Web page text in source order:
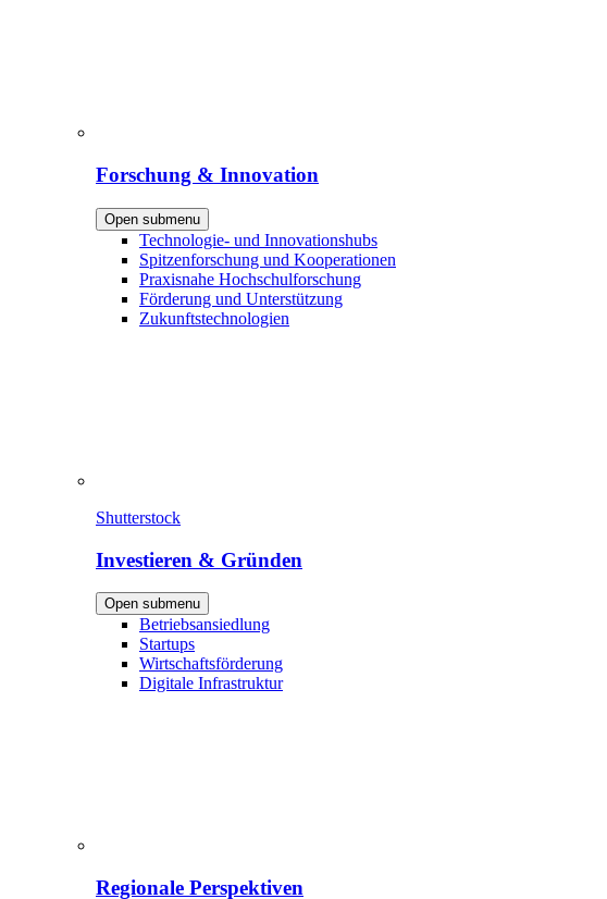
Forschung & Innovation
Open submenu
Technologie- und Innovationshubs
Spitzenforschung und Kooperationen
Praxisnahe Hochschulforschung
Förderung und Unterstützung
Zukunftstechnologien
Shutterstock
Investieren & Gründen
Open submenu
Betriebsansiedlung
Startups
Wirtschaftsförderung
Digitale Infrastruktur
Regionale Perspektiven